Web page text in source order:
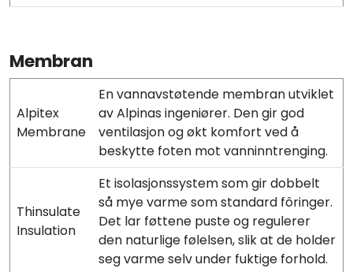
Membran
Alpitex
Membrane
En vannavstøtende membran utviklet
av Alpinas ingeniører. Den gir god
ventilasjon og økt komfort ved å
beskytte foten mot vanninntrenging.
Thinsulate
Insulation
Et isolasjonssystem som gir dobbelt
så mye varme som standard fôringer.
Det lar føttene puste og regulerer
den naturlige følelsen, slik at de holder
seg varme selv under fuktige forhold.